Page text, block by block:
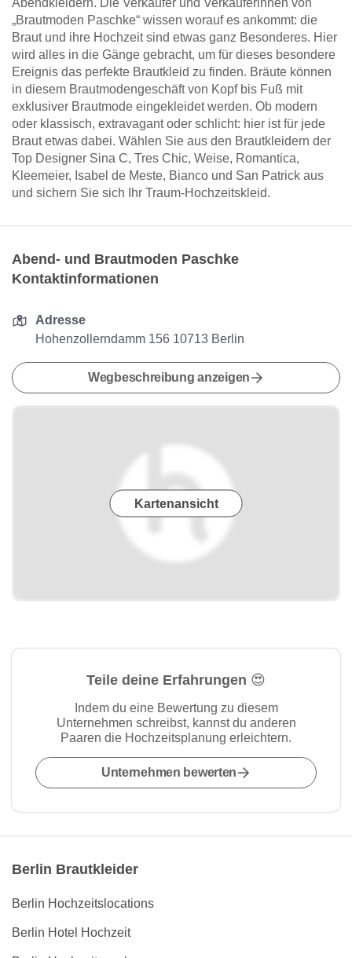
Abendkleidern. Die Verkäufer und Verkäuferinnen von
„Brautmoden Paschke“ wissen worauf es ankommt: die
Braut und ihre Hochzeit sind etwas ganz Besonderes. Hier
wird alles in die Gänge gebracht, um für dieses besondere
Ereignis das perfekte Brautkleid zu finden. Bräute können
in diesem Brautmodengeschäft von Kopf bis Fuß mit
exklusiver Brautmode eingekleidet werden. Ob modern
oder klassisch, extravagant oder schlicht: hier ist für jede
Braut etwas dabei. Wählen Sie aus den Brautkleidern der
Top Designer Sina C, Tres Chic, Weise, Romantica,
Kleemeier, Isabel de Meste, Bianco und San Patrick aus
und sichern Sie sich Ihr Traum-Hochzeitskleid.
Abend- und Brautmoden Paschke
Kontaktinformationen
Adresse
Hohenzollerndamm 156 10713 Berlin
Wegbeschreibung anzeigen
Kartenansicht
Teile deine Erfahrungen 😍
Indem du eine Bewertung zu diesem
Unternehmen schreibst, kannst du anderen
Paaren die Hochzeitsplanung erleichtern.
Unternehmen bewerten
Berlin Brautkleider
Berlin Hochzeitslocations
Berlin Hotel Hochzeit